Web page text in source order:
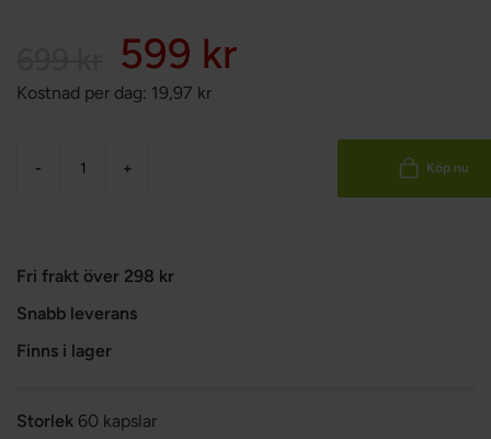
599 kr
Kostnad per dag: 19,97 kr
- + Köp nu
Fri frakt över 298 kr
Snabb leverans
Finns i lager
Storlek 60 kapslar